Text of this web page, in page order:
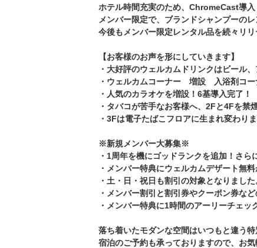
ホテル時間充実のため、ChromeCast導入
メンバー限定で、ブランドシャンプーの
今後もメンバー限定レンタル品を続々リリ
【お客様のお声を形にしていきます】
・大好評のウェルカムドリンクはビール
・ウェルカムコーナー 増設 入浴剤コー
・人気のカラオケを増設！6基導入完了！
・タバコが苦手なお客様へ、2Fと4Fを禁
・3Fは電子たばこフロアに生まれ変わりま
※新規メンバー大募集※
・1周年を機にゴッドランクを追加！さら
・メンバー特典にウェルカムデザート無
・土・日・祝日も割引の対象となりました
・メンバー割引と割引券やクーポン券な
・メンバー特典に1時間のアーリーチェッ
落ち着いたモダンな空間はいつもと違う
宿泊のご予約も承っておりますので、お気